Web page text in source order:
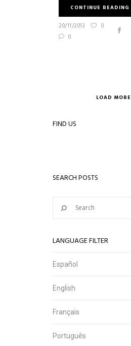
CONTINUE READING
20/11/2013
0
0
LOAD MORE
FIND US
SEARCH POSTS
LANGUAGE FILTER
Español
English
Français
Português